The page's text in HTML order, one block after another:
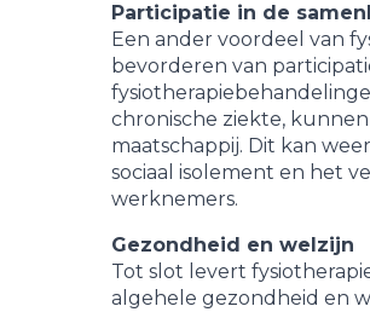
Participatie in de
Een ander voordeel van
bevorderen van
chronische ziekte,
maatschappij. Dit kan
sociaal isolement en het
werknemers.
Gezondheid en welzijn
Tot slot levert
algehele gezondheid en